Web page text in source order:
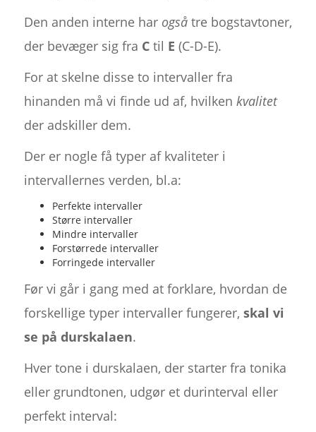
Den anden interne har ogsåtre bogstavtoner,
der bevæger sig fra Ctil E (C-D-E).
For at skelne disse to intervaller fra
hinanden må vi finde ud af, hvilken kvalitet
der adskiller dem.
Der er nogle få typer af kvaliteter i
intervallernes verden, bl.a:
Perfekte intervaller
Større intervaller
Mindre intervaller
Forstørrede intervaller
Forringede intervaller
Før vi går i gang med at forklare, hvordan de
forskellige typer intervaller fungerer, skal vi
se på durskalaen.
Hver tone i durskalaen, der starter fra tonika
eller grundtonen, udgør et durinterval eller
perfekt interval: